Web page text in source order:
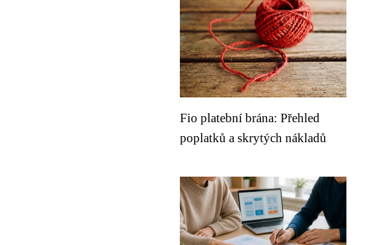
Fio platební brána: Přehled
poplatků a skrytých nákladů